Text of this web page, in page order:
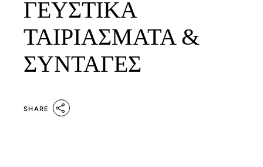
ΓΕΥΣΤΙΚΑ
ΤΑΙΡΙΑΣΜΑΤΑ &
ΣΥΝΤΑΓΕΣ
SHARE